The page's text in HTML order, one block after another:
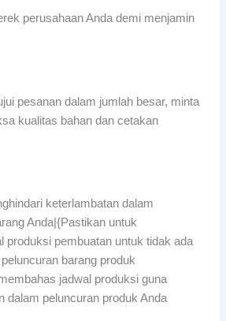
perusahaan Anda demi menjamin
pesanan dalam jumlah besar, minta
kualitas bahan dan cetakan
keterlambatan dalam
Anda|{Pastikan untuk
produksi pembuatan untuk tidak ada
barang produk
jadwal produksi guna
dalam peluncuran produk Anda